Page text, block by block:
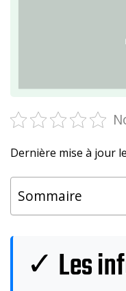
Dernière mise à jour le
Sommaire
✓ Les